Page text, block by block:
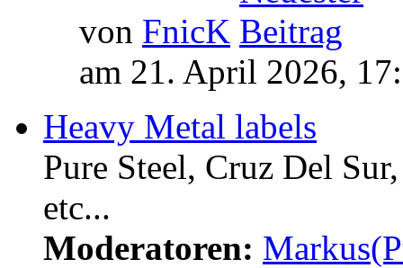
von FnicK
am 21. April 2026,
Heavy Metal labels
Pure Steel, Cruz Del
etc...
Moderatoren: